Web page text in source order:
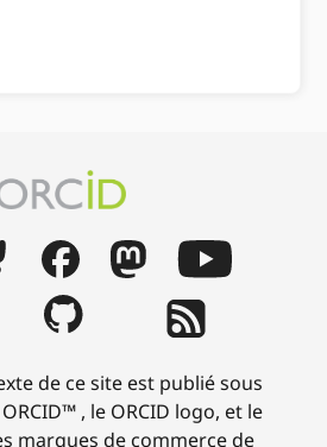
de ce site est publié sous
ORCID™ , le ORCID logo, et le
marques de commerce de